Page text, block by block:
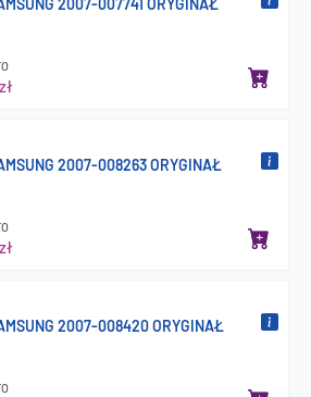
2007-008263 ORYGINAŁ
2007-008420 ORYGINAŁ